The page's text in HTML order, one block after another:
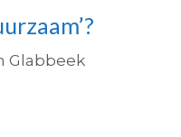
Glabbeek